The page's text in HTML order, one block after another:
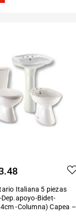
Italiana 5 piezas
Bidet-
-Columna) Capea –